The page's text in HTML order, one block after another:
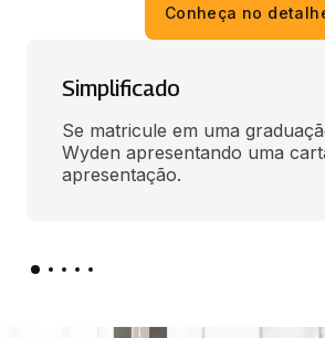
Conheça no
Simplificado
Se matricule em uma
Wyden apresentando uma
apresentação.